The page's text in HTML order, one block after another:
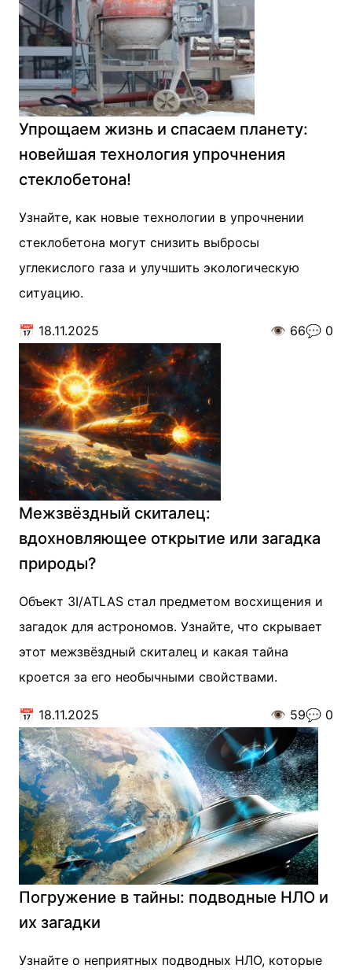
Упрощаем жизнь и спасаем планету:
новейшая технология упрочнения
стеклобетона!
Узнайте, как новые технологии в упрочнении
стеклобетона могут снизить выбросы
углекислого газа и улучшить экологическую
ситуацию.
📅 18.11.2025 👁️ 66💬 0
Межзвёздный скиталец:
вдохновляющее открытие или загадка
природы?
Объект 3I/ATLAS стал предметом восхищения и
загадок для астрономов. Узнайте, что скрывает
этот межзвёздный скиталец и какая тайна
кроется за его необычными свойствами.
📅 18.11.2025 👁️ 59💬 0
Погружение в тайны: подводные НЛО и
их загадки
Узнайте о неприятных подводных НЛО, которые